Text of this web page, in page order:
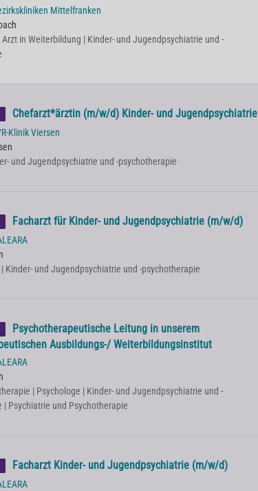
Mittelfranken
in Weiterbildung | Kinder- und Jugendpsychiatrie und -
Chefarzt*ärztin (m/w/d) Kinder- und Jugendpsychiatrie
Klinik Viersen
und Jugendpsychiatrie und -psychotherapie
Facharzt für Kinder- und Jugendpsychiatrie (m/w/d)
Kinder- und Jugendpsychiatrie und -psychotherapie
Psychotherapeutische Leitung in unserem
Ausbildungs-/ Weiterbildungsinstitut
| Psychologe | Kinder- und Jugendpsychiatrie und -
| Psychiatrie und Psychotherapie
Facharzt Kinder- und Jugendpsychiatrie (m/w/d)